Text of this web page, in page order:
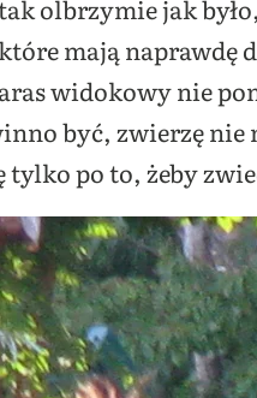
olbrzymie jak
mają naprawdę
widokowy nie
być, zwierzę
po to, żeby